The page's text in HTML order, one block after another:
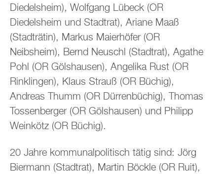
Diedelsheim), Wolfgang Lübeck (OR
Diedelsheim und Stadtrat), Ariane Maaß
(Stadträtin), Markus Maierhöfer (OR
Neibsheim), Bernd Neuschl (Stadtrat), Agathe
Pohl (OR Gölshausen), Angelika Rust (OR
Rinklingen), Klaus Strauß (OR Büchig),
Andreas Thumm (OR Dürrenbüchig), Thomas
Tossenberger (OR Gölshausen) und Philipp
Weinkötz (OR Büchig).
20 Jahre kommunalpolitisch tätig sind: Jörg
Biermann (Stadtrat), Martin Böckle (OR Ruit),